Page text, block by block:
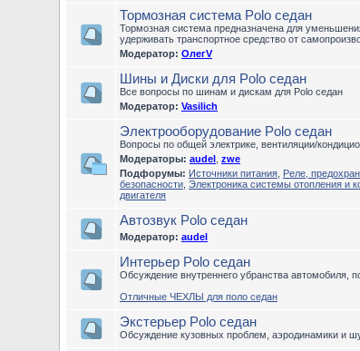
Тормозная система Polo седан
Тормозная система предназначена для
удерживать транспортное средство от
Модератор: ОлегV
Шины и Диски для Polo седан
Все вопросы по шинам и дискам для Polo седан
Модератор: Vasilich
Электрооборудование Polo седан
Вопросы по общей электрике, вентиляции/
Модераторы: audel zwe
Подфорумы: Источники питания Реле,
безопасности Электроника системы отопления и
двигателя
Автозвук Polo седан
Модератор: audel
Интерьер Polo седан
Обсуждение внутреннего убранства автомобиля,
Отличные ЧЕХЛЫ для поло седан
Экстерьер Polo седан
Обсуждение кузовных проблем, аэродинамики и